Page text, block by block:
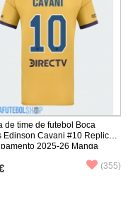
de time de futebol Boca
Edinson Cavani #10 Replicas
2025-26 Manga
(355)